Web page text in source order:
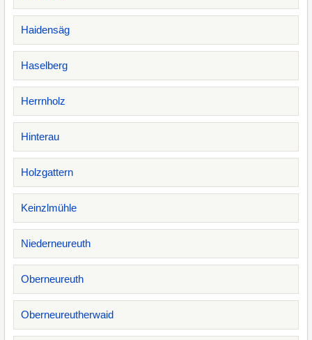
Haidensäg
Haselberg
Herrnholz
Hinterau
Holzgattern
Keinzlmühle
Niederneureuth
Oberneureuth
Oberneureutherwaid